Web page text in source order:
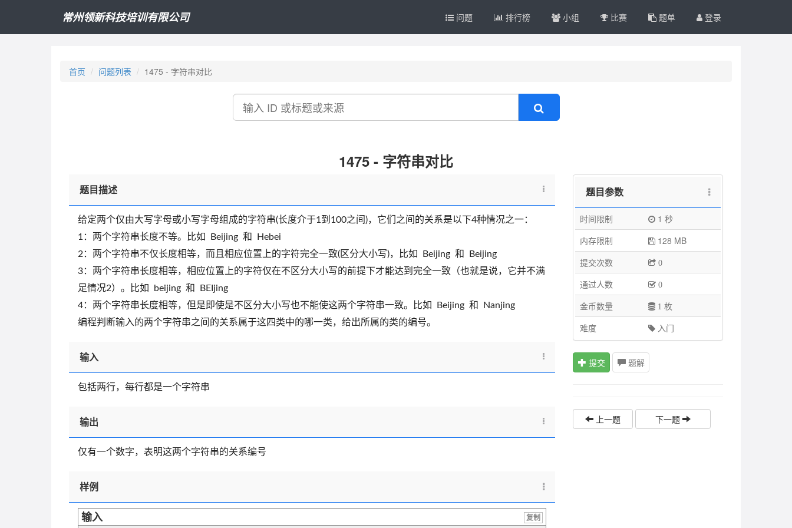
常州领新科技培训有限公司 问题 排行榜 小组 比赛 题单 登录
首页 问题列表 1475 - 字符串对比
搜
1475 - 字符串对比
题目描述
给定两个仅由大写字母或小写字母组成的字符串(长度介于1到100之间)，它们之间的关系是以下4种情况之一：
1：两个字符串长度不等。比如 Beijing 和 Hebei
2：两个字符串不仅长度相等，而且相应位置上的字符完全一致(区分大小写)，比如 Beijing 和 Beijing
3：两个字符串长度相等，相应位置上的字符仅在不区分大小写的前提下才能达到完全一致（也就是说，它并不满
足情况2）。比如 beijing 和 BEIjing
4：两个字符串长度相等，但是即使是不区分大小写也不能使这两个字符串一致。比如 Beijing 和 Nanjing
编程判断输入的两个字符串之间的关系属于这四类中的哪一类，给出所属的类的编号。
输入
包括两行，每行都是一个字符串
输出
仅有一个数字，表明这两个字符串的关系编号
样例
输入 复制
题目参数
时间限制
1 秒
内存限制
128 MB
提交次数
0
通过人数 0
金币数量 1 枚
难度 入门
提交 题解
上一题 下一题